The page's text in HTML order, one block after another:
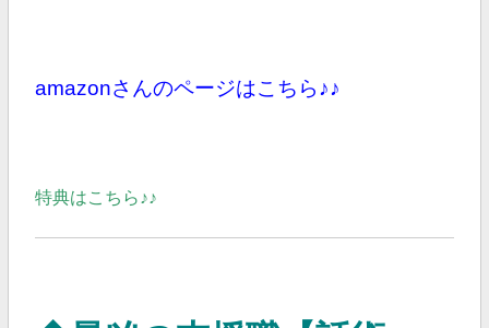
amazonさんのページはこちら♪♪
特典はこちら♪♪